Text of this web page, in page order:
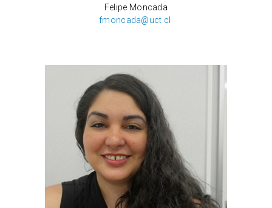
Felipe Moncada
fmoncada@uct.cl